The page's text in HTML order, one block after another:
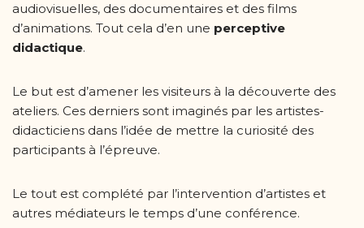
audiovisuelles, des documentaires et des films
d’animations. Tout cela d’en une perceptive
didactique.
Le but est d’amener les visiteurs à la découverte des
ateliers. Ces derniers sont imaginés par les artistes-
didacticiens dans l’idée de mettre la curiosité des
participants à l’épreuve.
Le tout est complété par l’intervention d’artistes et
autres médiateurs le temps d’une conférence.